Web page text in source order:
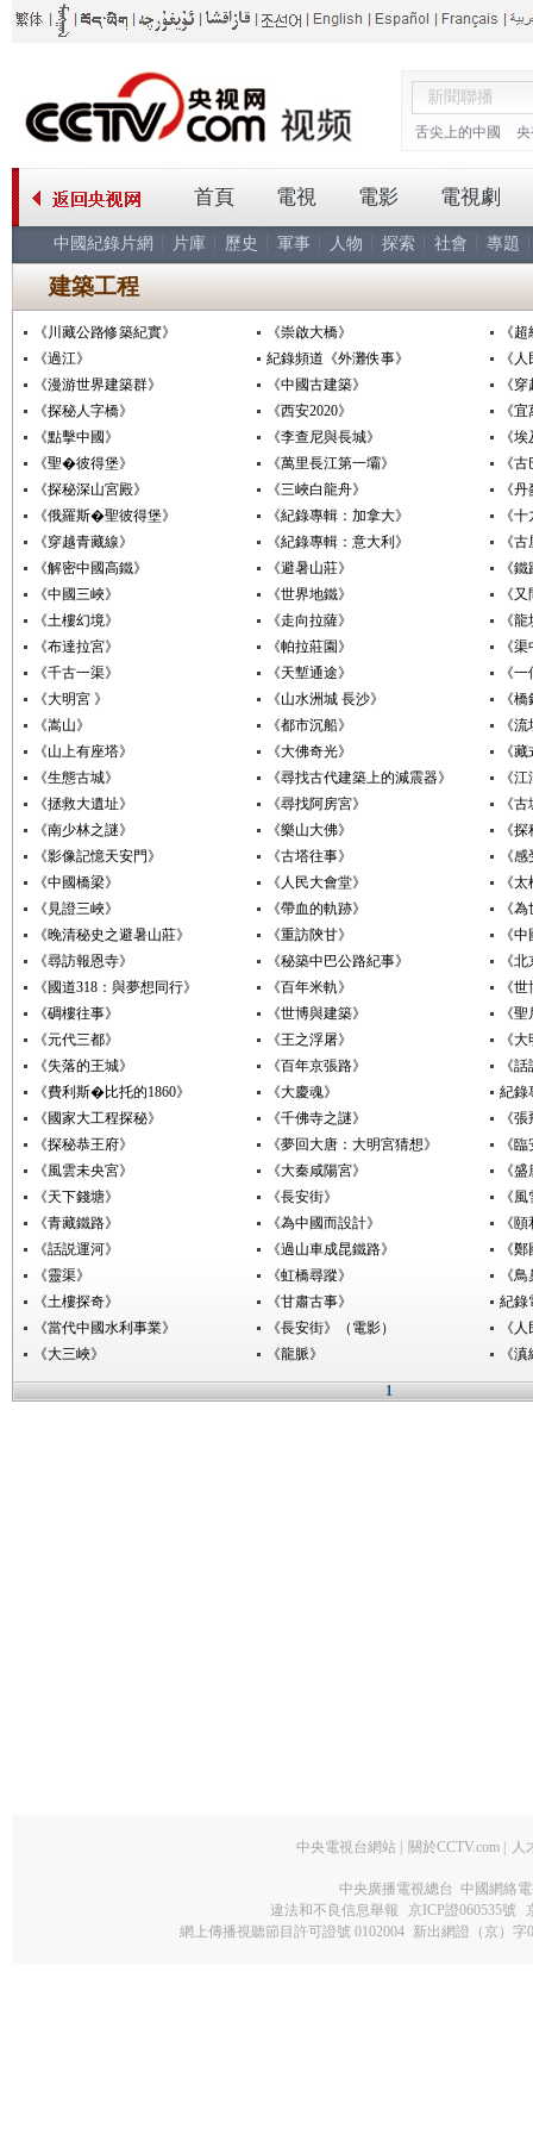
舌尖上的中國
首頁 電視 電影 電視劇
中國紀錄片網 片庫 歷史 軍事 人物 探索 社會 專題
建築工程
《川藏公路修築紀實》 《崇啟大橋》
《
《過江》
紀錄頻道《外灘佚事》
《
《漫游世界建築群》
《中國古建築》
《
《探秘人字橋》
《西安2020》
《
《點擊中國》
《李查尼與長城》
《
《聖�彼得堡》
《萬里長江第一壩》
《
《探秘深山宮殿》
《三峽白龍舟》
《
《俄羅斯�聖彼得堡》
《紀錄專輯：加拿大》
《
《穿越青藏線》
《紀錄專輯：意大利》
《
《解密中國高鐵》
《避暑山莊》
《
《中國三峽》
《世界地鐵》
《
《土樓幻境》
《走向拉薩》
《
《布達拉宮》
《帕拉莊園》
《
《千古一渠》
《天塹通途》
《
《大明宮 》
《山水洲城 長沙》
《
《嵩山》
《都市沉船》
《
《山上有座塔》
《大佛奇光》
《
《生態古城》
《尋找古代建築上的減震器》
《
《拯救大遺址》
《尋找阿房宮》
《
《南少林之謎》
《樂山大佛》
《
《影像記憶天安門》
《古塔往事》
《
《中國橋梁》
《人民大會堂》
《
《見證三峽》
《帶血的軌跡》
《
《晚清秘史之避暑山莊》
《重訪陝甘》
《
《尋訪報恩寺》
《秘築中巴公路紀事》
《
《國道318：與夢想同行》
《百年米軌》
《
《碉樓往事》
《世博與建築》
《
《元代三都》
《王之浮屠》
《
《失落的王城》
《百年京張路》
《
《費利斯�比托的1860》
《大慶魂》
紀錄
《國家大工程探秘》
《千佛寺之謎》
《
《探秘恭王府》
《夢回大唐：大明宮猜想》
《
《風雲未央宮》
《大秦咸陽宮》
《
《天下錢塘》
《長安街》
《
《青藏鐵路》
《為中國而設計》
《
《話説運河》
《過山車成昆鐵路》
《
《靈渠》
《虹橋尋蹤》
《
《土樓探奇》
《甘肅古事》
紀錄
《當代中國水利事業》
《長安街》（電影）
《
《大三峽》
《龍脈》 《
1
中央電視台網站 關於CCTV.com 人
中央廣播電視總台 中國網絡
違法和不良信息舉報
京ICP證060535號
網上傳播視聽節目許可證號 0102004 新出網證（京）